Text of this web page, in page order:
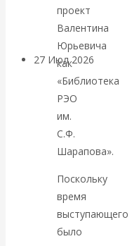
вчера и
27 Июл 2026
валютная система
Валентин
КАтасонов.
«МЕТОД
проект
Валентина
Юрьевича
как
«Библиотека
РЭО
им.
С.Ф.
Шарапова».
Поскольку
время
выступающего
было